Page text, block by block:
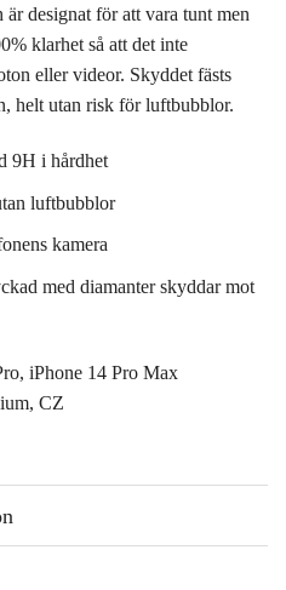
designat för att vara tunt men
klarhet så att det inte
eller videor. Skyddet fästs
helt utan risk för luftbubblor.
9H i hårdhet
luftbubblor
kamera
med diamanter skyddar mot
iPhone 14 Pro Max
CZ